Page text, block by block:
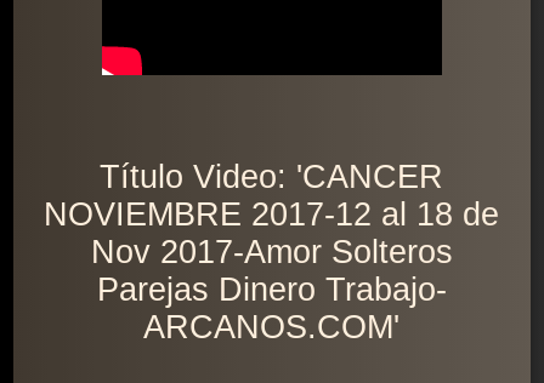
Título Video: 'CANCER
NOVIEMBRE 2017-12 al 18 de
Nov 2017-Amor Solteros
Parejas Dinero Trabajo-
ARCANOS.COM'